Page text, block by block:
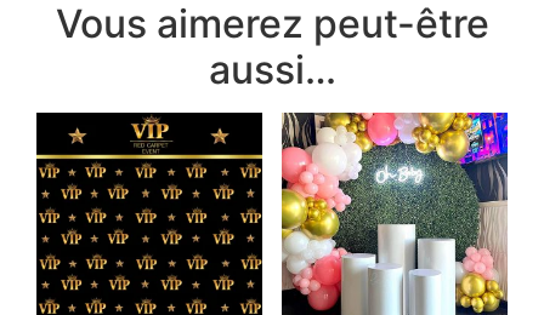
Vous aimerez peut-être
aussi…